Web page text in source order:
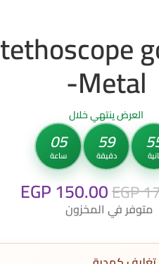
-Metal
العرض ينتهي خلال
05
ساعة 59
دقيقة
EGP
EGP150.00